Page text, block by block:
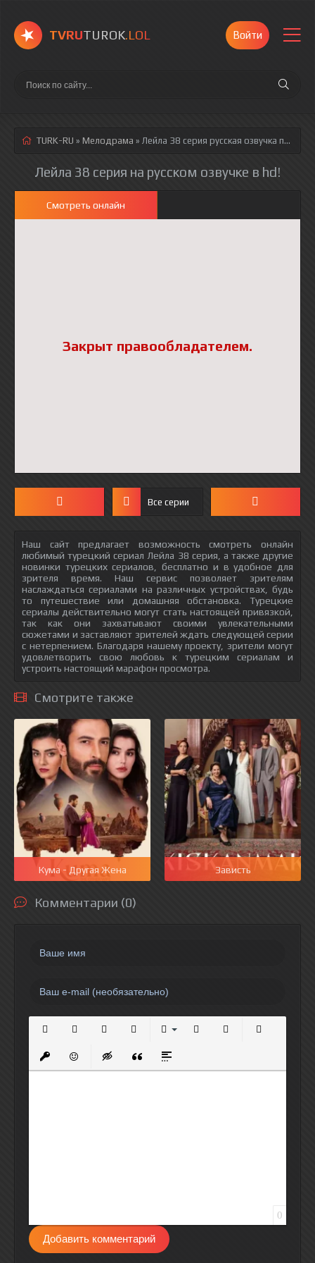
TVRUTUROK.LOL Войти
TURK-RU » Мелодрама » Лейла 38 серия русская озвучка полностью смотреть онлайн!
Лейла 38 серия на русском озвучке в hd!
Смотреть онлайн
Закрыт правообладателем.
Все серии
Наш сайт предлагает возможность смотреть онлайн
любимый турецкий сериал Лейла 38 серия, а также другие
новинки турецких сериалов, бесплатно и в удобное для
зрителя время. Наш сервис позволяет зрителям
наслаждаться сериалами на различных устройствах, будь
то путешествие или домашняя обстановка. Турецкие
сериалы действительно могут стать настоящей привязкой,
так как они захватывают своими увлекательными
сюжетами и заставляют зрителей ждать следующей серии
с нетерпением. Благодаря нашему проекту, зрители могут
удовлетворить свою любовь к турецким сериалам и
устроить настоящий марафон просмотра.
Смотрите также
Кума - Другая Жена Зависть
Комментарии (0)
Вставить защищенную ссылку
Вставить смайлик
Вставка скрытого текста
Вставка цитаты
Вставка спойлера
0
Добавить комментарий